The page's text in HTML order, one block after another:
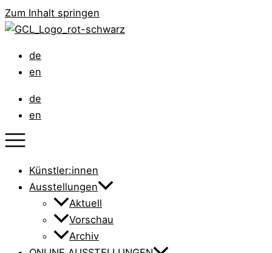
Zum Inhalt springen
de
en
de
en
Künstler:innen
Ausstellungen
Aktuell
Vorschau
Archiv